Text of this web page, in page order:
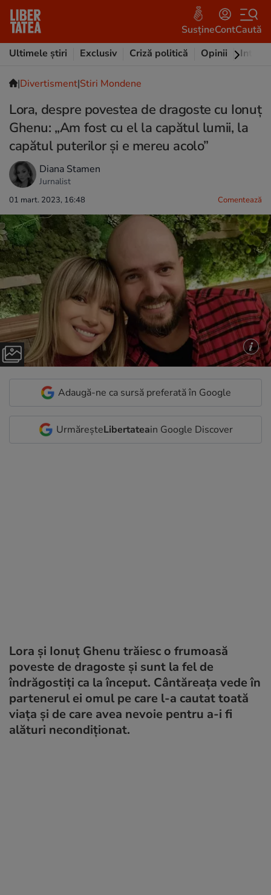
SusțineContCaută
Ultimele știri
Exclusiv Criză politică Opinii
|Divertisment|Stiri Mondene
Lora, despre povestea de dragoste cu Ionuț
Ghenu: „Am fost cu el la capătul lumii, la
capătul puterilor și e mereu acolo”
Diana Stamen
Jurnalist
01 mart. 2023, 16:48 Comentează
Adaugă-ne ca sursă preferată în Google
UrmăreșteLibertateain Google Discover
Lora și Ionuț Ghenu trăiesc o frumoasă
poveste de dragoste și sunt la fel de
îndrăgostiți ca la început. Cântăreața vede în
partenerul ei omul pe care l-a cautat toată
viața și de care avea nevoie pentru a-i fi
alături necondiționat.